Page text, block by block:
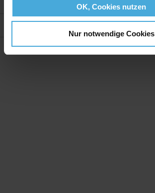
OK, Cookies nutzen
Nur notwendige Cookies
Weitere Informationen
Bewertungen